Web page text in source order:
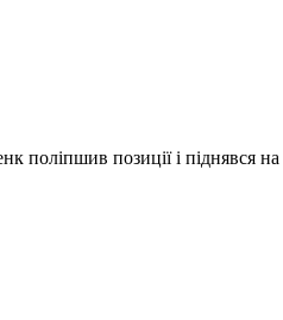
поліпшив позиції і піднявся